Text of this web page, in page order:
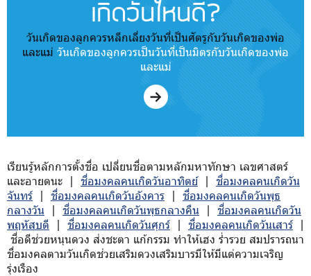
เกิดวันไหนดี?
วันเกิดของลูกควรหลีกเลี่ยงวันที่เป็นศัตรูกับวันเกิดของพ่อ
และแม่ วันเกิดของลูกควรเป็นวันที่เป็นมิตรกับวันเกิดของพ่อ
และแม่
เรียนรู้หลักการตั้งชื่อ เปลี่ยนชื่อตามหลักมหาทักษา เลขศาสตร์
และอายตนะ | ชื่อมงคลคนเกิดวันอาทิตย์| ชื่อมงคลคนเกิดวัน
จันทร์ | ชื่อมงคลคนเกิดวันอังคาร | ชื่อมงคลคนเกิดวันพุธ
กลางวัน | ชื่อมงคลคนเกิดวันพุธกลางคืน | ชื่อมงคลคนเกิดวัน
พฤหัสบดี | ชื่อมงคลคนเกิดวันศุกร์ | ชื่อมงคลคนเกิดวันเสาร์ |
ชื่อดีช่วยหนุนดวง ส่งชะตา แก้กรรม ทำให้เฮง ร่ำรวย สมปรารถนา
ชื่อมงคลตามวันเกิดช่วยเสริมดวงเสริมบารมีให้มีแต่ความเจริญ
รุ่งเรือง